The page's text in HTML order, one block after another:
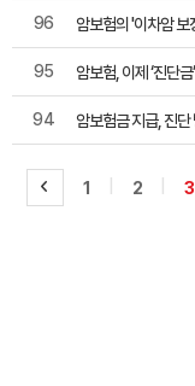
96 암보험의 '이차암 보
95 암보험, 이제 ‘진단
94 암보험금 지급, 진단
1 2 3